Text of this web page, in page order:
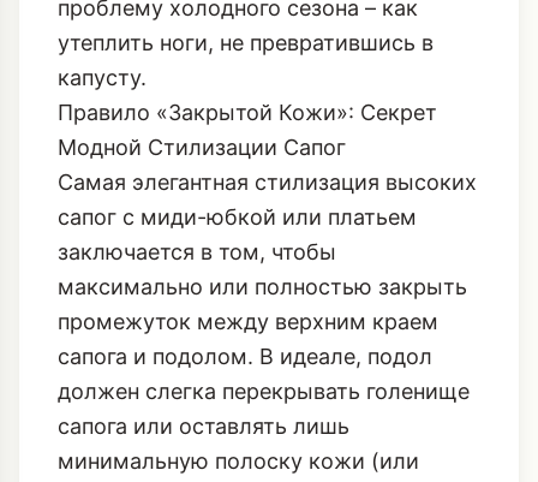
проблему холодного сезона – как
утеплить ноги, не превратившись в
капусту.
Правило «Закрытой Кожи»: Секрет
Модной Стилизации Сапог
Самая элегантная стилизация высоких
сапог с миди-юбкой или платьем
заключается в том, чтобы
максимально или полностью закрыть
промежуток между верхним краем
сапога и подолом. В идеале, подол
должен слегка перекрывать голенище
сапога или оставлять лишь
минимальную полоску кожи (или